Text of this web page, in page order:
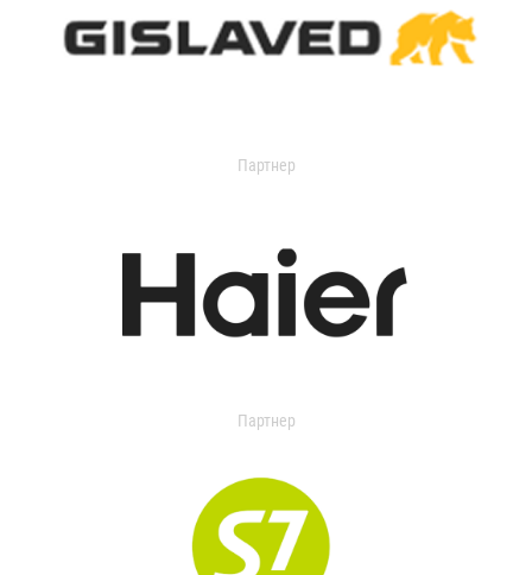
Партнер
Партнер